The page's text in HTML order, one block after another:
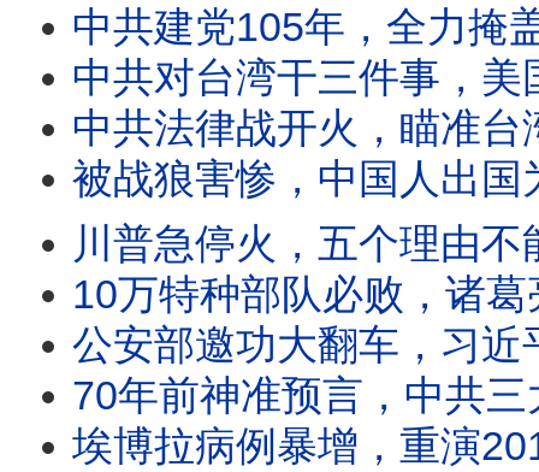
中共建党105年，全力掩盖五大冤案；大饥荒、文革等冤
中共对台湾干三件事，美国气炸全力反击；北京对台认知战换花招，更耸
中共法律战开火，瞄准台湾跨国镇压、改造思想；中共跨国镇压，一次
被战狼害惨，中国人出国为何不敢亮护照？天天怒骂美日
川普急停火，五个理由不能说；美伊谈判，三大反常引震
10万特种部队必败，诸葛亮八阵图为何战无不胜？司马懿也败
公安部邀功大翻车，习近平生日惨被高级黑；台湾国安局招募中国线人，化身“中
70年前神准预言，中共三大隐蔽战术猛攻台湾；郑丽文访美频
埃博拉病例暴增，重演2014年西非大瘟疫？攻击医护人员、抢夺尸体，病